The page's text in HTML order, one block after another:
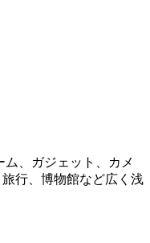
ム、ガジェット、カメ
行、博物館など広く浅